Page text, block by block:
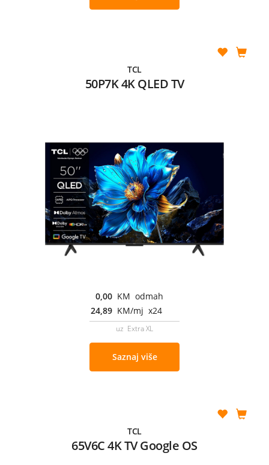
TCL
50P7K 4K QLED TV
0,00 KM odmah
24,89 KM/mj x24
uz Extra XL
Saznaj više
TCL
65V6C 4K TV Google OS